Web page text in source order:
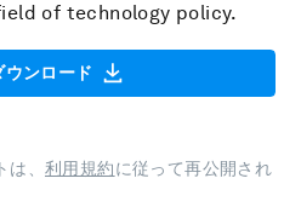
of technology policy.
ウンロード
、 利用規約に従って再公開され